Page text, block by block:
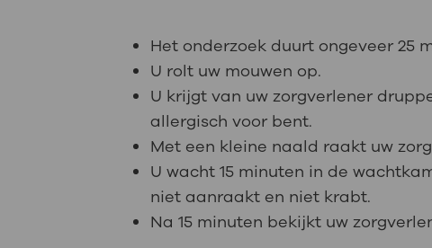
Het onderzoek duurt ongeveer 25
U rolt uw mouwen op.
U krijgt van uw zorgverlener
allergisch voor bent.
Met een kleine naald raakt uw
U wacht 15 minuten in de
niet aanraakt en niet krabt.
Na 15 minuten bekijkt uw